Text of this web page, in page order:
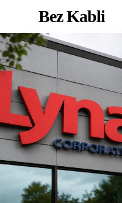
Bez Kabli